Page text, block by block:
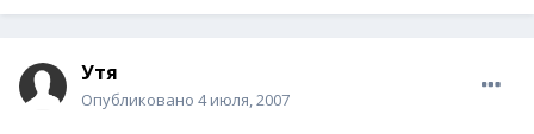
Утя
Опубликовано 4 июля, 2007